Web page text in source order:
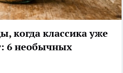
когда классика уже
6 необычных